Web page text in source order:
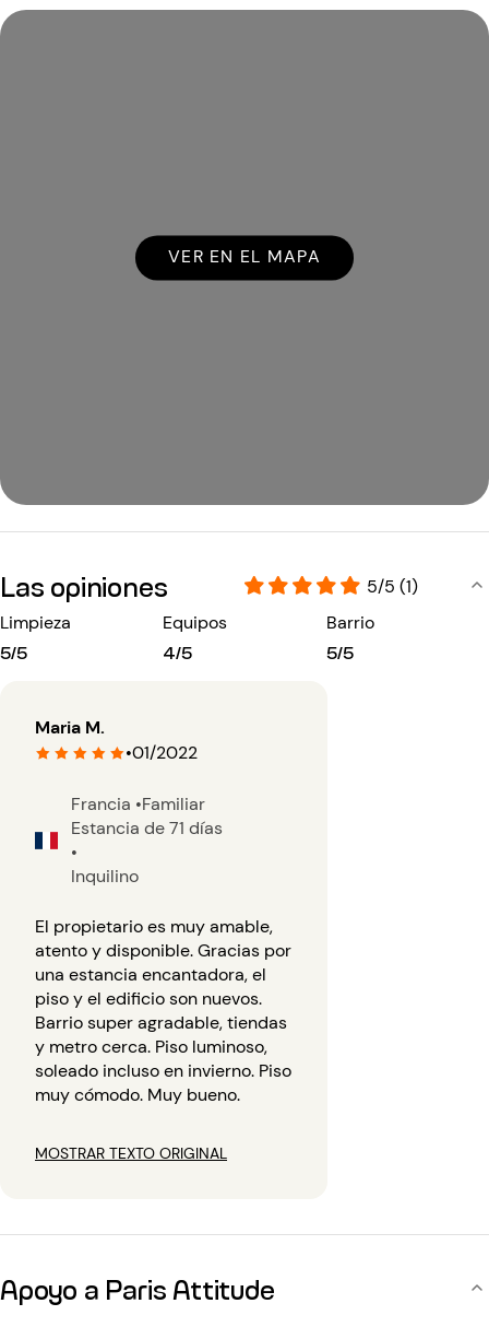
VER EN EL MAPA
Las opiniones
5/5 (1)
Limpieza
5/5
Equipos
4/5
Barrio
5/5
Maria M.
•01/2022
Francia •Familiar
Estancia de 71 días
•
Inquilino
El propietario es muy amable,
atento y disponible. Gracias por
una estancia encantadora, el
piso y el edificio son nuevos.
Barrio super agradable, tiendas
y metro cerca. Piso luminoso,
soleado incluso en invierno. Piso
muy cómodo. Muy bueno.
MOSTRAR TEXTO ORIGINAL
Apoyo a Paris Attitude